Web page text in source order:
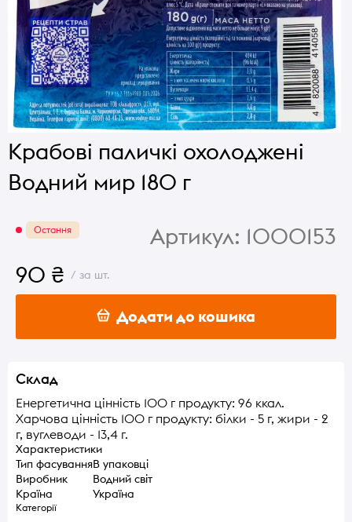
Крабові паличкі охолоджені
Водний мир 180 г
Остання Артикул: 1000153
90 ₴ / за шт.
Додати до кошика
Склад
Енергетична цінність 100 г продукту: 96 ккал.
Харчова цінність 100 г продукту: білки - 5 г, жири - 2
г, вуглеводи - 13,4 г.
Характеристики
Тип фасуванняВ упаковці
Виробник
Водний світ
Країна
Україна
Категорії